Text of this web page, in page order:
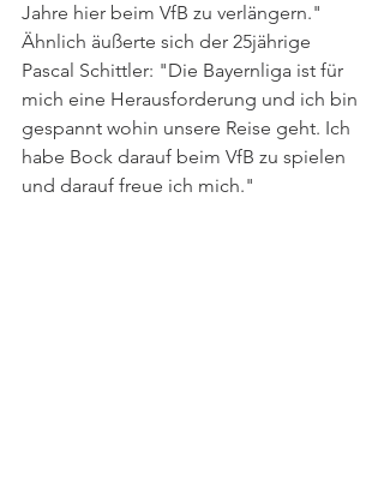
Jahre hier beim VfB zu verlängern."
Ähnlich äußerte sich der 25jährige
Pascal Schittler: "Die Bayernliga ist für
mich eine Herausforderung und ich bin
gespannt wohin unsere Reise geht. Ich
habe Bock darauf beim VfB zu spielen
und darauf freue ich mich."